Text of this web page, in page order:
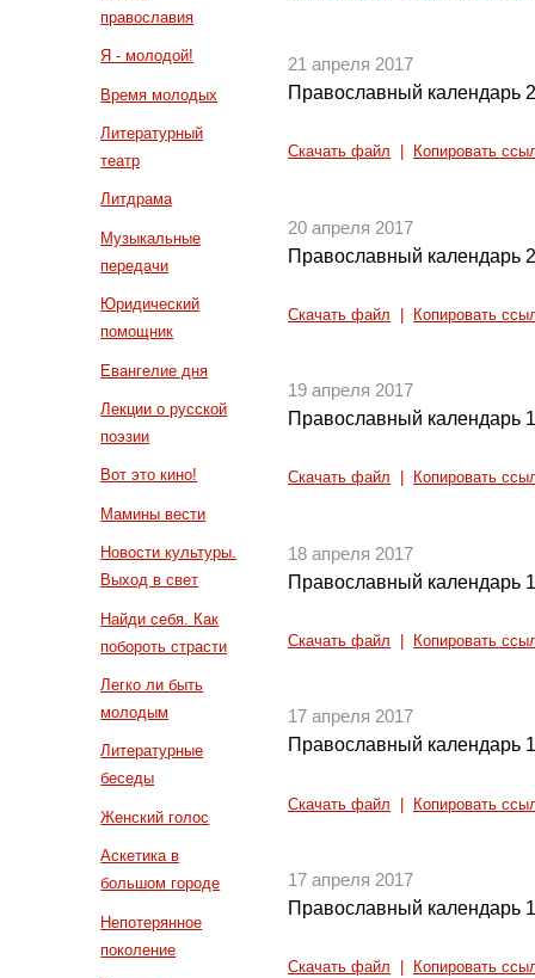
православия
Я - молодой!
Время молодых
Литературный
театр
Литдрама
Музыкальные
передачи
Юридический
помощник
Евангелие дня
Лекции о русской
поэзии
Вот это кино!
Мамины вести
Новости культуры.
Выход в свет
Найди себя. Как
побороть страсти
Легко ли быть
молодым
Литературные
беседы
Женский голос
Аскетика в
большом городе
Непотерянное
поколение
21 апреля 2017
Православный календарь
Скачать файл Копировать
20 апреля 2017
Православный календарь
Скачать файл Копировать
19 апреля 2017
Православный календарь
Скачать файл Копировать
18 апреля 2017
Православный календарь
Скачать файл Копировать
17 апреля 2017
Православный календарь
Скачать файл Копировать
17 апреля 2017
Православный календарь
Скачать файл Копировать